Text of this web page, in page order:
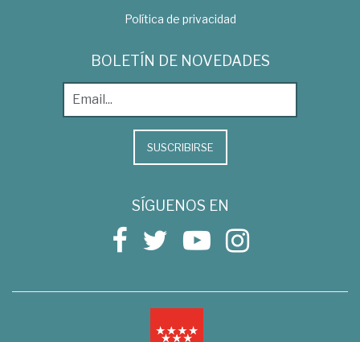
Política de privacidad
BOLETÍN DE NOVEDADES
SUSCRIBIRSE
SÍGUENOS EN